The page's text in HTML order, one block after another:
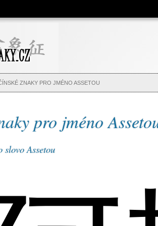
čínský
jména,
ZNAKY PRO JMÉNO ASSETOU
pro jméno
slovo Assetou